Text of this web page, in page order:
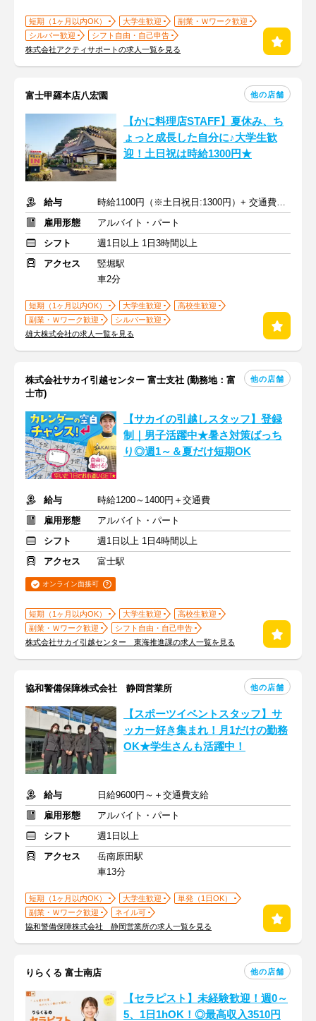
短期（1ヶ月以内OK） 大学生歓迎
副業・Ｗワーク歓迎
シルバー歓迎
シフト自由・自己申告
株式会社アクティサポートの求人一覧を見る
富士甲羅本店八宏園 他の店舗
【かに料理店STAFF】夏休み、ち
ょっと成長した自分に♪大学生歓
迎！土日祝は時給1300円★
給与
時給1100円（※土日祝日:1300円）+ 交通費一部支給
雇用形態
アルバイト・パート
シフト
週1日以上 1日3時間以上
アクセス
竪堀駅
車2分
短期（1ヶ月以内OK） 大学生歓迎
高校生歓迎
副業・Ｗワーク歓迎
シルバー歓迎
雄大株式会社の求人一覧を見る
株式会社サカイ引越センター 富士支社 (勤務地：富
士市)
他の店舗
【サカイの引越しスタッフ】登録
制｜男子活躍中★暑さ対策ばっち
り◎週1～＆夏だけ短期OK
給与
時給1200～1400円＋交通費
雇用形態
アルバイト・パート
シフト
週1日以上 1日4時間以上
アクセス
富士駅
オンライン面接可
短期（1ヶ月以内OK） 大学生歓迎
高校生歓迎
副業・Ｗワーク歓迎
シフト自由・自己申告
株式会社サカイ引越センター 東海推進課の求人一覧を見る
協和警備保障株式会社 静岡営業所 他の店舗
【スポーツイベントスタッフ】サ
ッカー好き集まれ！月1だけの勤務
OK★学生さんも活躍中！
給与
日給9600円～＋交通費支給
雇用形態
アルバイト・パート
シフト
週1日以上
アクセス
岳南原田駅
車13分
短期（1ヶ月以内OK） 大学生歓迎
単発（1日OK）
副業・Ｗワーク歓迎
ネイル可
協和警備保障株式会社 静岡営業所の求人一覧を見る
りらくる 富士南店 他の店舗
【セラピスト】未経験歓迎！週0～
5、1日1hOK！◎最高収入3510円